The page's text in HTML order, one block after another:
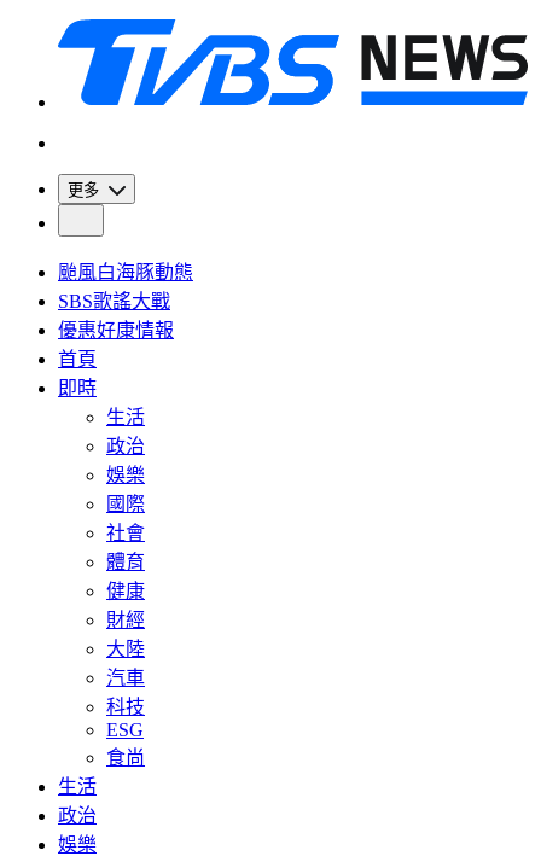
更多
颱風白海豚動態
SBS歌謠大戰
優惠好康情報
首頁
即時
生活
政治
娛樂
國際
社會
體育
健康
財經
大陸
汽車
科技
ESG
食尚
生活
政治
娛樂